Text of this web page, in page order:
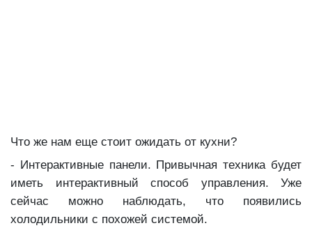
Что же нам еще стоит ожидать от кухни?
- Интерактивные панели. Привычная техника будет
иметь интерактивный способ управления. Уже
сейчас можно наблюдать, что появились
холодильники с похожей системой.